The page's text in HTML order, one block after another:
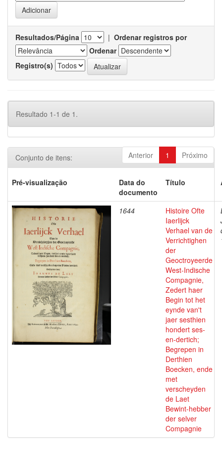
Resultados/Página | Ordenar registros por
Ordenar
Registro(s)
Resultado 1-1 de 1.
Anterior 1 Próximo
Conjunto de itens:
Pré-visualização
Data do
documento
Título
1644
Histoire Ofte
Iaerlijck
Verhael van de
Verrichtighen
der
Geoctroyeerde
West-Indische
Compagnie,
Zedert haer
Begin tot het
eynde van't
jaer sesthien
hondert ses-
en-dertich;
Begrepen in
Derthien
Boecken, ende
met
verscheyden
de Laet
Bewint-hebber
der selver
Compagnie